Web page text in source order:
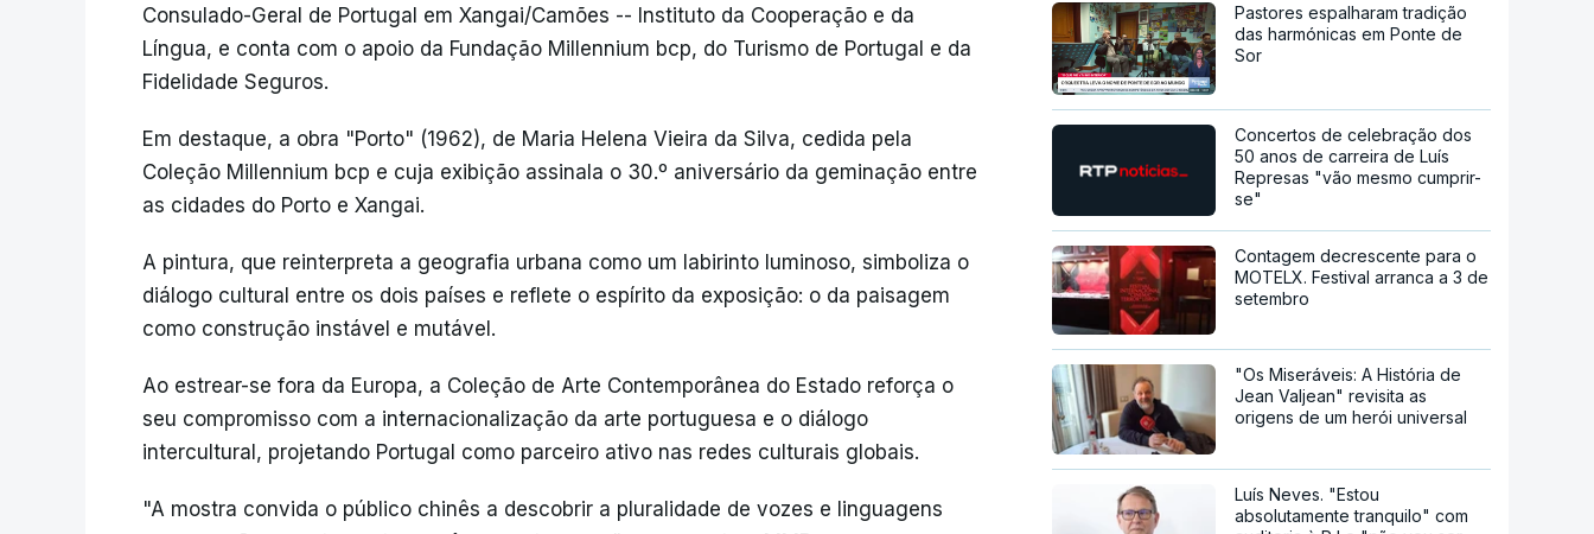
Consulado-Geral de Portugal em Xangai/Camões -- Instituto da Cooperação e da
Língua, e conta com o apoio da Fundação Millennium bcp, do Turismo de Portugal e da
Fidelidade Seguros.
Em destaque, a obra "Porto" (1962), de Maria Helena Vieira da Silva, cedida pela
Coleção Millennium bcp e cuja exibição assinala o 30.º aniversário da geminação entre
as cidades do Porto e Xangai.
A pintura, que reinterpreta a geografia urbana como um labirinto luminoso, simboliza o
diálogo cultural entre os dois países e reflete o espírito da exposição: o da paisagem
como construção instável e mutável.
Ao estrear-se fora da Europa, a Coleção de Arte Contemporânea do Estado reforça o
seu compromisso com a internacionalização da arte portuguesa e o diálogo
intercultural, projetando Portugal como parceiro ativo nas redes culturais globais.
"A mostra convida o público chinês a descobrir a pluralidade de vozes e linguagens
Pastores espalharam tradição
das harmónicas em Ponte de
Sor
Concertos de celebração dos
50 anos de carreira de Luís
Represas "vão mesmo cumprir-
se"
Contagem decrescente para o
MOTELX. Festival arranca a 3 de
setembro
"Os Miseráveis: A História de
Jean Valjean" revisita as
origens de um herói universal
Luís Neves. "Estou
absolutamente tranquilo" com